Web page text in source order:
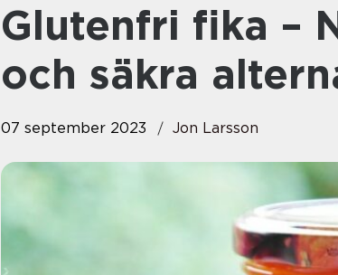
Glutenfri fika – Njut av läckra
och säkra
07 september 2023 Jon Larsson